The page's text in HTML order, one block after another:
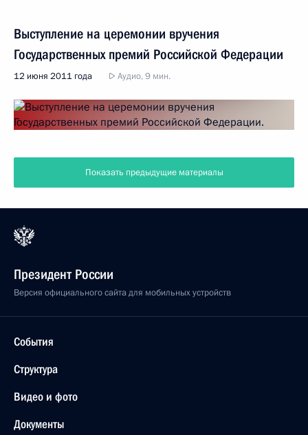
Выступление на церемонии вручения
Государственных премий Российской Федерации
12 июня 2011 года Аудио, 9 мин.
Показать предыдущие материалы
Президент России
Версия официального сайта для мобильных устройств
События
Структура
Видео и фото
Документы